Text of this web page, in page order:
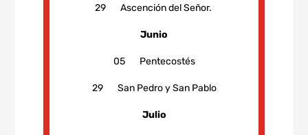
29 Ascención del Señor.
Junio
05 Pentecostés
29 San Pedro y San Pablo
Julio